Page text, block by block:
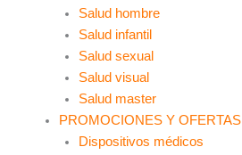
Salud hombre
Salud infantil
Salud sexual
Salud visual
Salud master
PROMOCIONES Y OFERTAS
Dispositivos médicos